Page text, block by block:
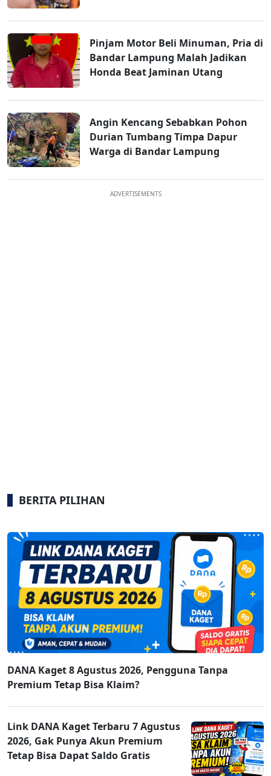
Pinjam Motor Beli Minuman, Pria di
Bandar Lampung Malah Jadikan
Honda Beat Jaminan Utang
Angin Kencang Sebabkan Pohon
Durian Tumbang Timpa Dapur
Warga di Bandar Lampung
ADVERTISEMENTS
BERITA PILIHAN
DANA Kaget 8 Agustus 2026, Pengguna Tanpa
Premium Tetap Bisa Klaim?
Link DANA Kaget Terbaru 7 Agustus
2026, Gak Punya Akun Premium
Tetap Bisa Dapat Saldo Gratis